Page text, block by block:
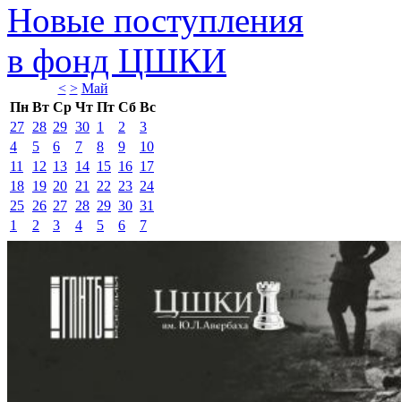
Новые поступления
в фонд ЦШКИ
< > Май
Пн Вт Ср Чт Пт Сб Вс
27 28 29 30 1 2
3
4
5 6 7 8 9
10
11
12 13 14 15 16 17
18 19 20 21 22 23 24
25 26 27 28 29 30 31
1
2 3 4 5 6 7